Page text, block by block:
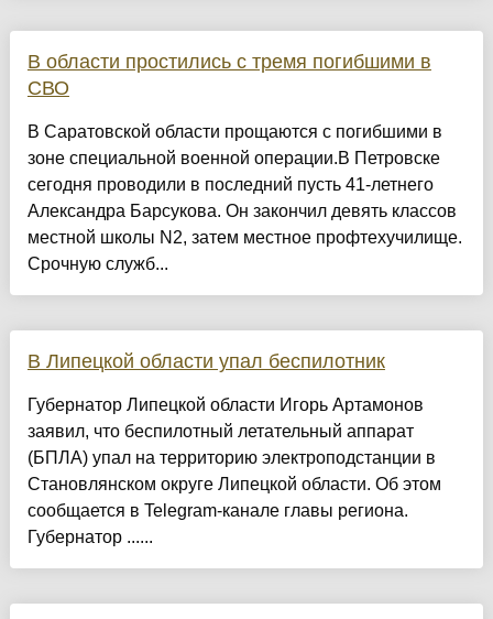
В области простились с тремя погибшими в
СВО
В Саратовской области прощаются с погибшими в
зоне специальной военной операции.В Петровске
сегодня проводили в последний пусть 41-летнего
Александра Барсукова. Он закончил девять классов
местной школы N2, затем местное профтехучилище.
Срочную служб...
В Липецкой области упал беспилотник
Губернатор Липецкой области Игорь Артамонов
заявил, что беспилотный летательный аппарат
(БПЛА) упал на территорию электроподстанции в
Становлянском округе Липецкой области. Об этом
сообщается в Telegram-канале главы региона.
Губернатор ......